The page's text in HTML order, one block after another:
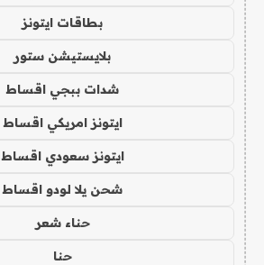
بطاقات ايتونز
بلايستيشن ستور
شدات ببجي اقساط
ايتونز امريكي اقساط
ايتونز سعودي اقساط
شحن يلا لودو اقساط
حناء شعر
حنا